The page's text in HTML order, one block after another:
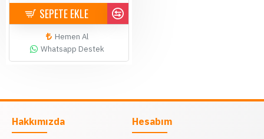
SEPETE EKLE
Hemen Al
Whatsapp Destek
Hakkımızda Hesabım